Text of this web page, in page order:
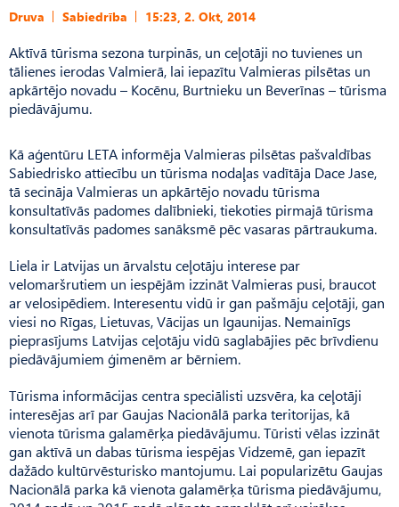
Druva Sabiedrība 15:23, 2. Okt, 2014
Aktīvā tūrisma sezona turpinās, un ceļotāji no tuvienes un
tālienes ierodas Valmierā, lai iepazītu Valmieras pilsētas un
apkārtējo novadu – Kocēnu, Burtnieku un Beverīnas – tūrisma
piedāvājumu.
Kā aģentūru LETA informēja Valmieras pilsētas pašvaldības
Sabiedrisko attiecību un tūrisma nodaļas vadītāja Dace Jase,
tā secināja Valmieras un apkārtējo novadu tūrisma
konsultatīvās padomes dalībnieki, tiekoties pirmajā tūrisma
konsultatīvās padomes sanāksmē pēc vasaras pārtraukuma.
Liela ir Latvijas un ārvalstu ceļotāju interese par
velomaršrutiem un iespējām izzināt Valmieras pusi, braucot
ar velosipēdiem. Interesentu vidū ir gan pašmāju ceļotāji, gan
viesi no Rīgas, Lietuvas, Vācijas un Igaunijas. Nemainīgs
pieprasījums Latvijas ceļotāju vidū saglabājies pēc brīvdienu
piedāvājumiem ģimenēm ar bērniem.
Tūrisma informācijas centra speciālisti uzsvēra, ka ceļotāji
interesējas arī par Gaujas Nacionālā parka teritorijas, kā
vienota tūrisma galamērķa piedāvājumu. Tūristi vēlas izzināt
gan aktīvā un dabas tūrisma iespējas Vidzemē, gan iepazīt
dažādo kultūrvēsturisko mantojumu. Lai popularizētu Gaujas
Nacionālā parka kā vienota galamērķa tūrisma piedāvājumu,